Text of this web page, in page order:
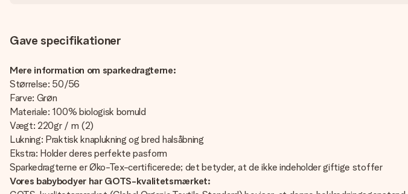
Gave specifikationer
Mere information om sparkedragterne:
Størrelse: 50/56
Farve: Grøn
Materiale: 100% biologisk bomuld
Vægt: 220gr / m (2)
Lukning: Praktisk knaplukning og bred halsåbning
Ekstra: Holder deres perfekte pasform
Sparkedragterne er Øko-Tex-certificerede; det betyder, at de ikke indeholder giftige stoffer
Vores babybodyer har GOTS-kvalitetsmærket: